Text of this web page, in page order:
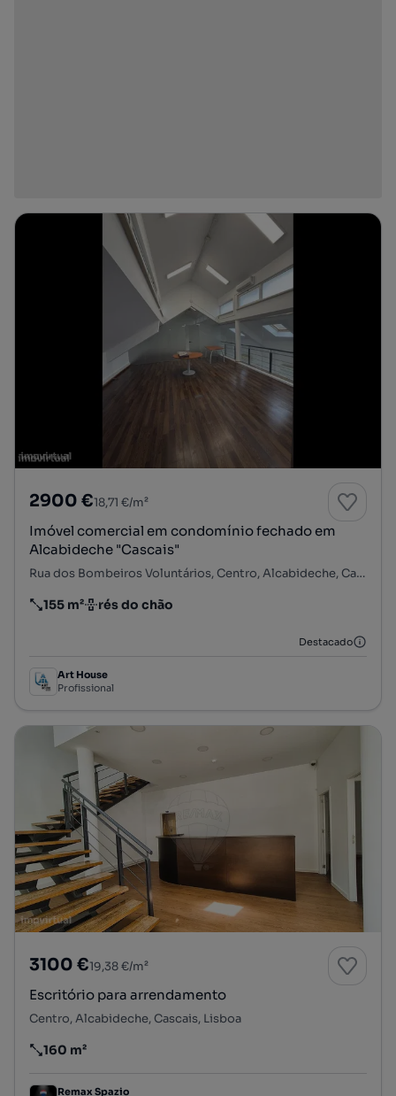
2900 €18,71 €/m²
Imóvel comercial em condomínio fechado em
Alcabideche "Cascais"
Rua dos Bombeiros Voluntários, Centro, Alcabideche, Cascais, Lisboa
Preço por metro quadrado
155 m²
Andar rés do chão
Destacado
Art House
Profissional
3100 €19,38 €/m²
Escritório para arrendamento
Centro, Alcabideche, Cascais, Lisboa
Preço por metro quadrado
160 m²
Remax Spazio